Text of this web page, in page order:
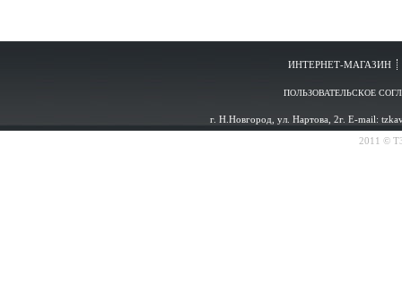
ИНТЕРНЕТ-МАГАЗИН
ПОЛЬЗОВАТЕЛЬСКОЕ
г. Н.Новгород, ул. Нартова, 2г. E-mail:
2011 ©